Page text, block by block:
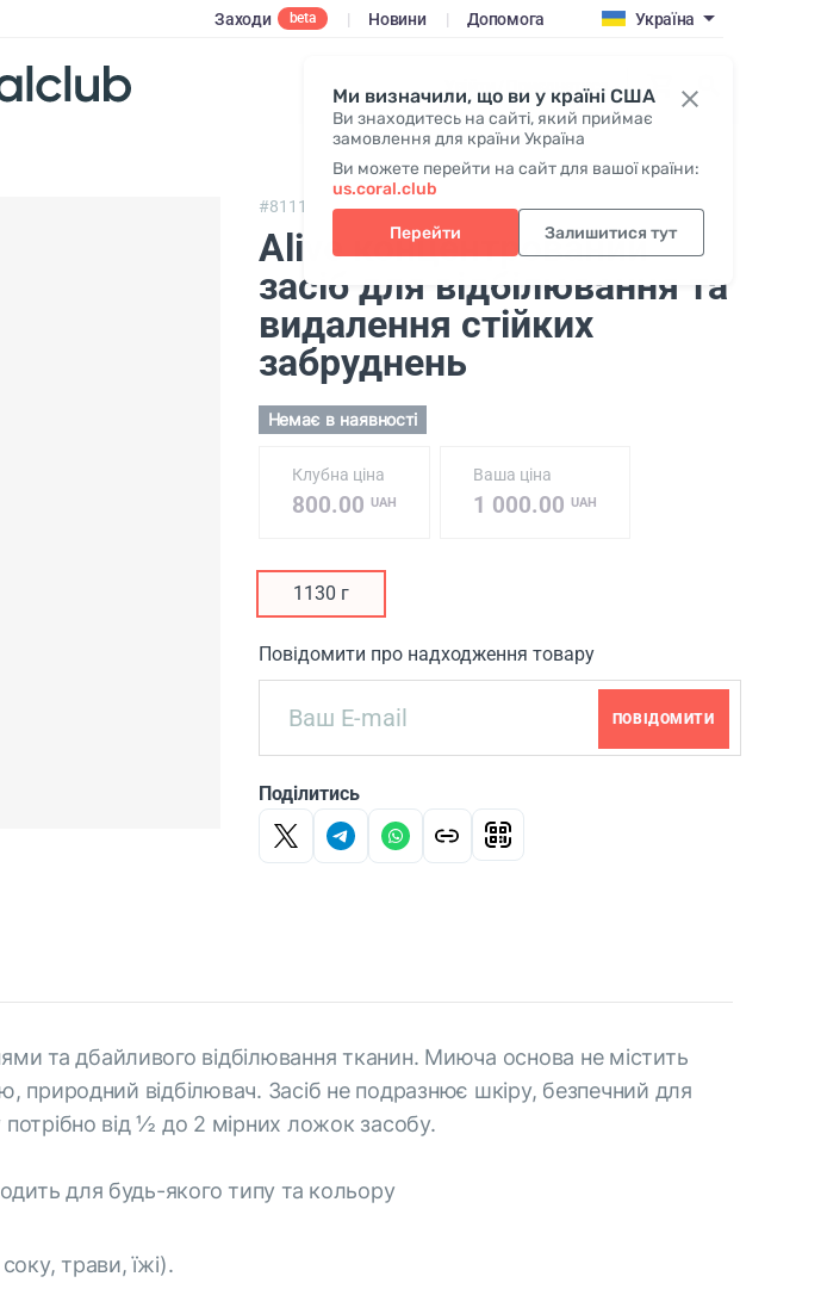
Ми визначили, що ви у країні США
Ви знаходитесь на сайті, який приймає
замовлення для країни Україна
Ви можете перейти на сайт для вашої країни:
us.coral.club
Перейти Залишитися тут
Заходи beta | Новини | Допомога Україна
Увійти / Приєднатися
#81111, Alive Ultra-Concentrated destainer/deodorize
Alive концентрований
засіб для відбілювання та
видалення стійких
забруднень
Немає в наявності
Клубна ціна
800.00 UAH
Ваша ціна
1 000.00 UAH
1130 г
Повідомити про надходження товару
ПОВІДОМИТИ
Поділитись
та дбайливого відбілювання тканин. Миюча основа не містить
природний відбілювач. Засіб не подразнює шкіру, безпечний для
потрібно від ½ до 2 мірних ложок засобу.
для будь-якого типу та кольору
трави, їжі).